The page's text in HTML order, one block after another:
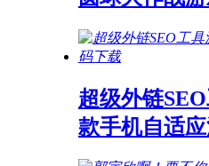
超级外链
款手机自适